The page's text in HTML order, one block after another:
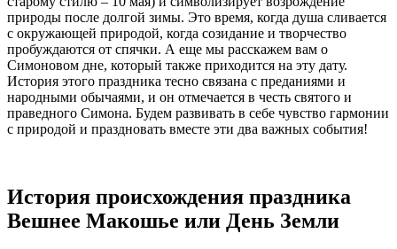
природы после долгой зимы. Это время, когда душа сливается
с окружающей природой, когда созидание и творчество
пробуждаются от спячки. А еще мы расскажем вам о
Симоновом дне, который также приходится на эту дату.
История этого праздника тесно связана с преданиями и
народными обычаями, и он отмечается в честь святого и
праведного Симона. Будем развивать в себе чувство гармонии
с природой и праздновать вместе эти два важных события!
История происхождения праздника
Вешнее Макошье или День Земли